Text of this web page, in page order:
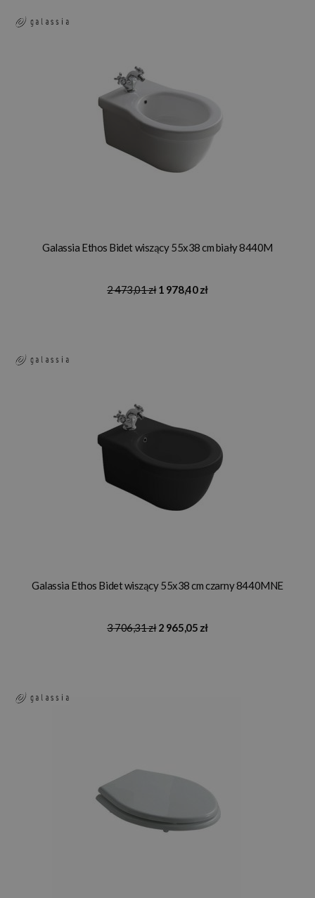
Galassia Ethos Bidet wiszący 55x38 cm biały 8440M
2 473,01 zł 1 978,40 zł
Galassia Ethos Bidet wiszący 55x38 cm czarny 8440MNE
3 706,31 zł 2 965,05 zł